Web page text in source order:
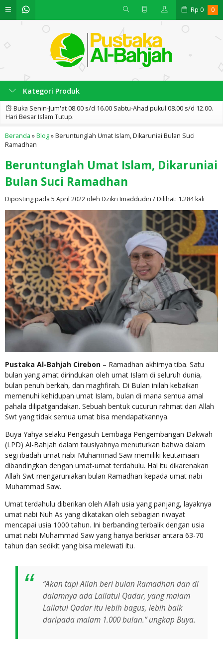
Rp 0 0
Kategori Produk
Buka Senin-Jum'at 08.00 s/d 16.00 Sabtu-Ahad pukul 08.00 s/d 12.00.
Hari Besar Islam Tutup.
Beranda »Blog»Beruntunglah Umat Islam, Dikaruniai Bulan Suci
Ramadhan
Beruntunglah Umat Islam, Dikaruniai
Bulan Suci Ramadhan
Diposting pada 5 April 2022 oleh Dzikri Imaddudin / Dilihat: 1.284 kali
Pustaka Al-Bahjah Cirebon – Ramadhan akhirnya tiba. Satu
bulan yang amat dirindukan oleh umat Islam di seluruh dunia,
bulan penuh berkah, dan maghfirah. Di Bulan inilah kebaikan
memenuhi kehidupan umat Islam, bulan di mana semua amal
pahala dilipatgandakan. Sebuah bentuk cucurun rahmat dari Allah
Swt yang tidak semua umat bisa mendapatkannya.
Buya Yahya selaku Pengasuh Lembaga Pengembangan Dakwah
(LPD) Al-Bahjah dalam tausiyahnya menuturkan bahwa dalam
segi ibadah umat nabi Muhammad Saw memiliki keutamaan
dibandingkan dengan umat-umat terdahulu. Hal itu dikarenakan
Allah Swt mengaruniakan bulan Ramadhan kepada umat nabi
Muhammad Saw.
Umat terdahulu diberikan oleh Allah usia yang panjang, layaknya
umat nabi Nuh As yang dikatakan oleh sebagian riwayat
mencapai usia 1000 tahun. Ini berbanding terbalik dengan usia
umat nabi Muhammad Saw yang hanya berkisar antara 63-70
tahun dan sedikit yang bisa melewati itu.
“Akan tapi Allah beri bulan Ramadhan dan di
dalamnya ada Lailatul Qadar, yang malam
Lailatul Qadar itu lebih bagus, lebih baik
daripada malam 1.000 bulan.” ungkap Buya.